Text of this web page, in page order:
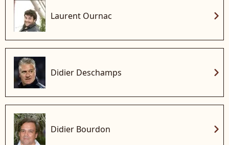
Laurent Ournac chevron_right
Didier Deschamps chevron_right
Didier Bourdon chevron_right